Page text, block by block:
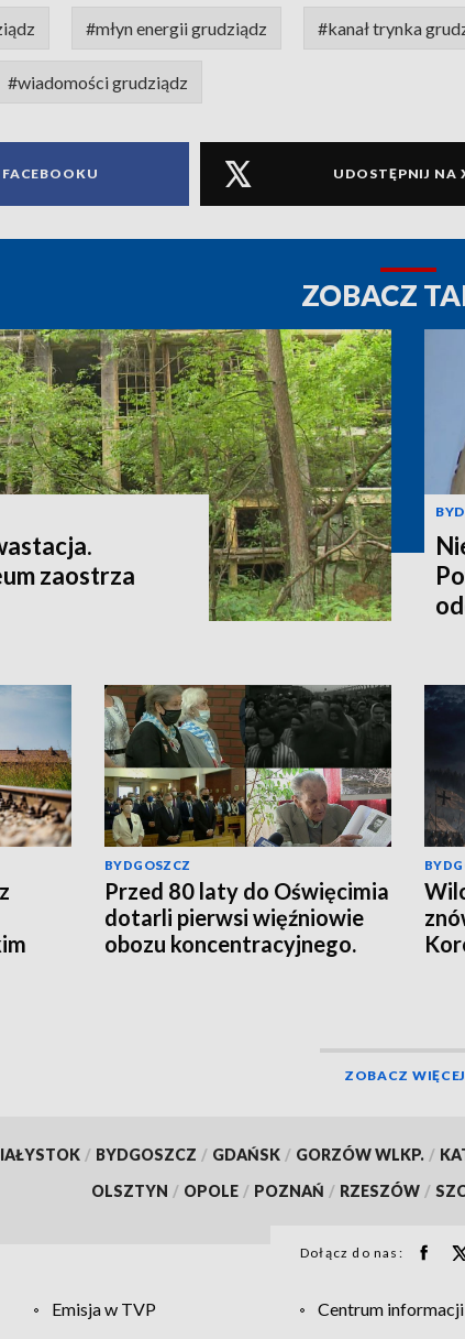
#młyn energii grudziądz #kanał trynka
#wiadomości grudziądz
UDOSTĘPNIJ NA
ZOBACZ
zaostrza
BYDGOSZCZ
Przed 80 laty do Oświęcimia
dotarli pierwsi więźniowie
obozu koncentracyjnego.
ZOBACZ WIĘCEJ
/ BYDGOSZCZ / GDAŃSK / GORZÓW WLKP. /
OLSZTYN / OPOLE / POZNAŃ / RZESZÓW /
Dołącz do nas:
Emisja w TVP Centrum